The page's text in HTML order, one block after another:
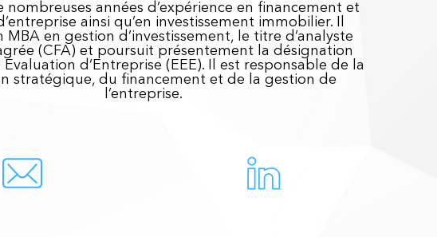
nombreuses années d’expérience en financement et
ainsi qu’en investissement immobilier. Il
en gestion d’investissement, le titre d’analyste
(CFA) et poursuit présentement la désignation
Évaluation d’Entreprise (EEE). Il est responsable de la
stratégique, du financement et de la gestion de
l’entreprise.